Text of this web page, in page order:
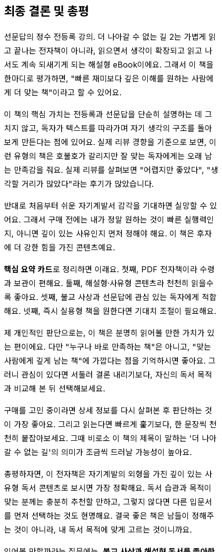
최종 결론 및 총평
선문답의 정수 전등록 강의. 더 나아갈 수 없는 길 2는 가볍게 읽
고 끝나는 전자책이 아니라, 읽으면서 생각이 확장되고 읽고 나
서도 계속 되새기게 되는 해설형 eBook이에요. 그래서 이 책을
한마디로 평가하면, "빠른 재미보다 깊은 이해를 원하는 사람에
게 더 맞는 책"이라고 할 수 있어요.
이 책의 핵심 가치는 전등록과 선문답을 단순히 설명하는 데 그
치지 않고, 독자가 텍스트를 따라가며 자기 생각의 구조를 돌아
보게 만든다는 점에 있어요. 실제 리뷰 경향을 기준으로 보면, 이
런 유형의 책은 호불호가 갈리지만 잘 맞는 독자에게는 오래 남
는 만족감을 줘요. 실제 리뷰를 살펴보면 "어렵지만 좋았다", "생
각할 거리가 많았다"라는 후기가 많았습니다.
반대로 처음부터 쉬운 자기계발서 감각을 기대하면 실망할 수 있
어요. 그래서 구매 전에는 내가 정말 원하는 것이 빠른 실행력인
지, 아니면 깊이 있는 사유인지 먼저 정해야 해요. 이 책은 후자
에 더 강한 힘을 가진 콘텐츠예요.
핵심 요약 카드로 정리하면 이래요. 첫째, PDF 전자책이라 수령
과 보관이 편해요. 둘째, 해설형·사유형 콘텐츠라 천천히 읽을수
록 좋아요. 셋째, 불교 사상과 선문답에 관심 있는 독자에게 적합
해요. 넷째, 즉시 실용형 책을 원한다면 기대치 조절이 필요해요.
제 개인적인 판단으로는, 이 책은 분명히 읽어볼 만한 가치가 있
는 편이에요. 다만 "누구나 바로 만족하는 책"은 아니고, "맞는
사람에게 깊게 남는 책"에 가깝다는 점을 기억하시면 좋아요. 그
러니 관심이 있다면 서둘러 결론 내리기보다, 자신의 독서 목적
과 비교해 본 뒤 선택해보세요.
구매를 고민 중이라면 상세 정보를 다시 살펴본 후 판단하는 것
이 가장 좋아요. 그리고 읽는다면 빠르게 훑기보다, 한 문장씩 천
천히 붙잡아보세요. 그때 비로소 이 책의 제목이 말하는 '더 나아
갈 수 없는 길'의 의미가 조금씩 드러날 가능성이 높아요.
총평하자면, 이 전자책은 자기계발의 외형을 가진 깊이 있는 사
유형 독서 콘텐츠로 보시면 가장 정확해요. 독서 습관과 목적이
맞는 분께는 충분히 추천할 만하고, 그렇지 않다면 다른 입문서
를 먼저 선택하는 것도 현명해요. 결국 좋은 책은 남들이 정해주
는 것이 아니라, 내 독서 목적에 맞게 고르는 것이니까요.